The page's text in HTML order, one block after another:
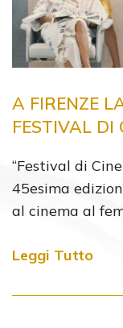
A FIRENZE
FESTIVAL DI
“Festival di
45esima
al cinema al
Leggi Tutto